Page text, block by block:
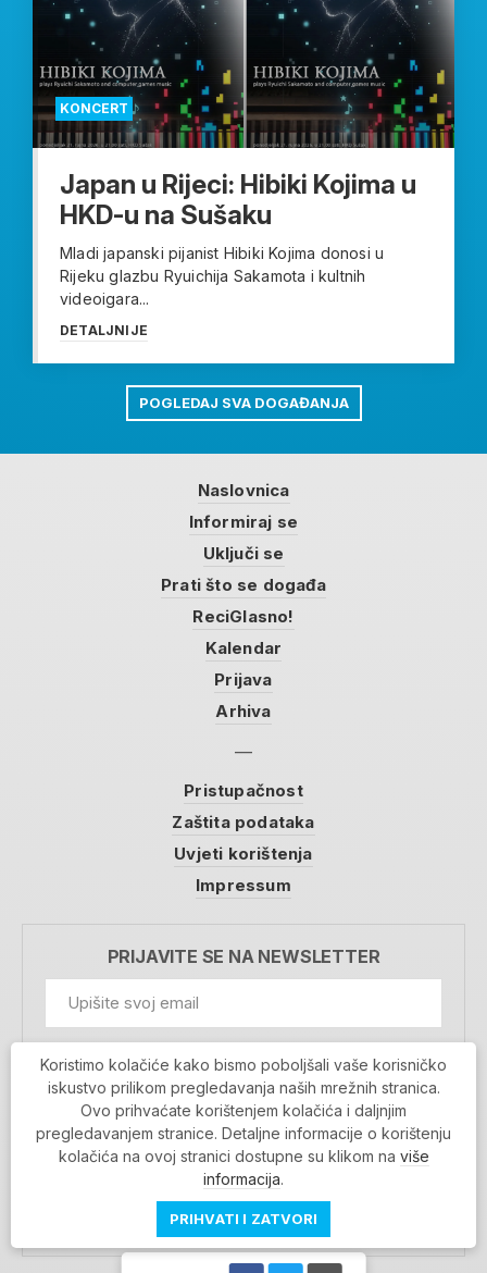
KONCERT
Japan u Rijeci: Hibiki Kojima u
HKD-u na Sušaku
Mladi japanski pijanist Hibiki Kojima donosi u
Rijeku glazbu Ryuichija Sakamota i kultnih
videoigara...
DETALJNIJE
POGLEDAJ SVA DOGAĐANJA
Naslovnica
Informiraj se
Uključi se
Prati što se događa
ReciGlasno!
Kalendar
Prijava
Arhiva
Pristupačnost
Zaštita podataka
Uvjeti korištenja
Impressum
PRIJAVITE SE NA NEWSLETTER
Prihvaćam da se moji podaci spremaju u bazu
podataka i koriste u svrhu slanja MojaRijeka
newslettera
MOJARIJEKA NEWSLETTER
PRIJAVI SE
Koristimo kolačiće kako bismo poboljšali vaše korisničko
iskustvo prilikom pregledavanja naših mrežnih stranica.
Ovo prihvaćate korištenjem kolačića i daljnjim
pregledavanjem stranice. Detaljne informacije o korištenju
kolačića na ovoj stranici dostupne su klikom na više
informacija.
PRIHVATI I ZATVORI